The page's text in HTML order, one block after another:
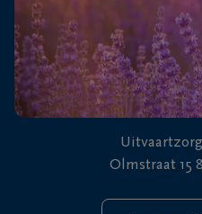
Olmstraat 15